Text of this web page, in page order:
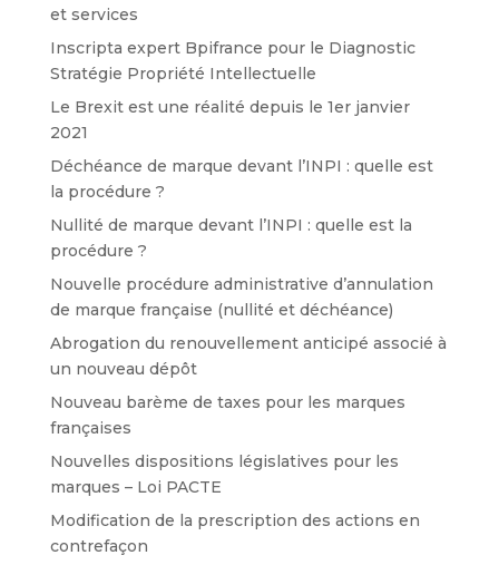
et services
Inscripta expert Bpifrance pour le Diagnostic
Stratégie Propriété Intellectuelle
Le Brexit est une réalité depuis le 1er janvier
2021
Déchéance de marque devant l’INPI : quelle est
la procédure ?
Nullité de marque devant l’INPI : quelle est la
procédure ?
Nouvelle procédure administrative d’annulation
de marque française (nullité et déchéance)
Abrogation du renouvellement anticipé associé à
un nouveau dépôt
Nouveau barème de taxes pour les marques
françaises
Nouvelles dispositions législatives pour les
marques – Loi PACTE
Modification de la prescription des actions en
contrefaçon